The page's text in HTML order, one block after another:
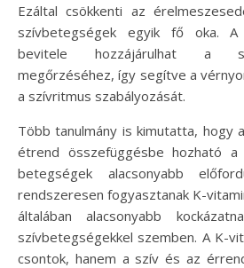
Ezáltal csökkenti az
szívbetegségek egyik fő oka. A
bevitele hozzájárulhat a
megőrzéséhez, így segítve a
a szívritmus szabályozását.
Több tanulmány is kimutatta, hogy
étrend összefüggésbe hozható
betegségek alacsonyabb
rendszeresen fogyasztanak K-
általában alacsonyabb
szívbetegségekkel szemben. A K-
csontok, hanem a szív és az